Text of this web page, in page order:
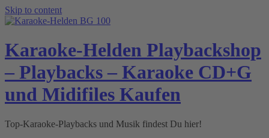
Skip to content
Karaoke-Helden Playbackshop
– Playbacks – Karaoke CD+G
und Midifiles Kaufen
Top-Karaoke-Playbacks und Musik findest Du hier!